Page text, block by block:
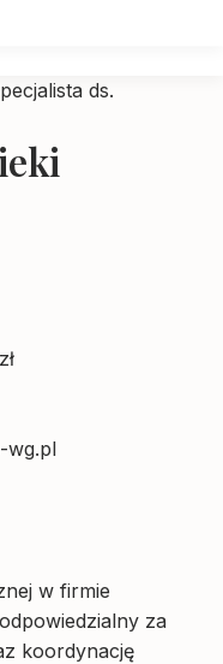
ds.
wg.pl
w firmie
za
koordynację